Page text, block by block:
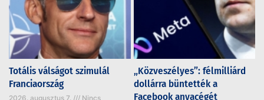
Totális válságot szimulál
Franciaország
2026. augusztus 7.
Nincs
„Közveszélyes”: félmilliárd
dollárra büntették a
Facebook anyacégét